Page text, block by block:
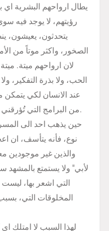
يطال ارواحهم البشرية اي
رؤيتهم، لا يوجد فيه
يتحدثون، يعيشون،
الصخور، واكثر موتاً من
لان ارواحهم ميتة.
الحب، ولا بذرة التفكير،
عند الانسان لكي يتمكن
من البرامج التي تُؤرقني كثيراً في الوقت الراهن، اصدقائي الأعزاء.
حين يذهب احد الى
نوع، فأنه يتأسف، ان
والذين غير موجودين
لأبي" ولا يستمتع
التي اشعر بها،
المخلوقات التي،
لهذا السبب لا امتلك